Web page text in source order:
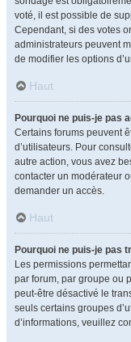
voté, il est possible de
Cependant, si des votes
administrateurs peuvent
de modifier les options
Haut
Pourquoi ne puis-je pas
Certains forums peuvent
d’utilisateurs. Pour
autre action, vous avez
contacter un modérateur
demander un accès.
Haut
Pourquoi ne puis-je pas
Les permissions
par forum, par groupe ou
peut-être désactivé le
seuls certains groupes
d’informations, veuillez